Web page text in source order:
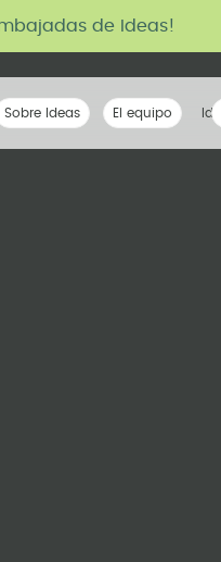
de Ideas!
Nuestra voz
Sobre Ideas La tribu
El equipo